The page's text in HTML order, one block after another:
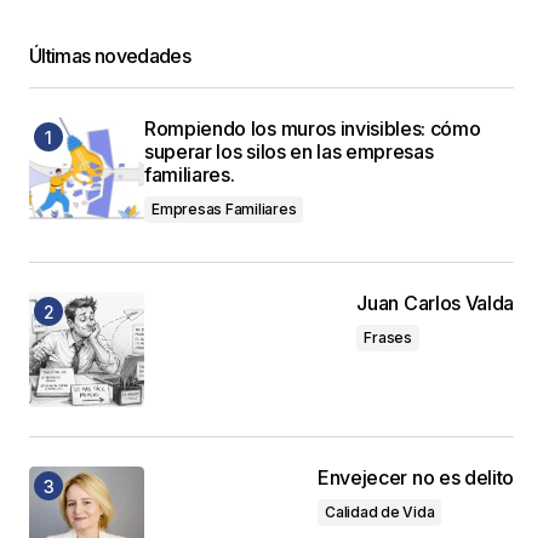
Últimas novedades
Rompiendo los muros invisibles: cómo
superar los silos en las empresas
familiares.
Empresas Familiares
Juan Carlos Valda
Frases
Envejecer no es delito
Calidad de Vida